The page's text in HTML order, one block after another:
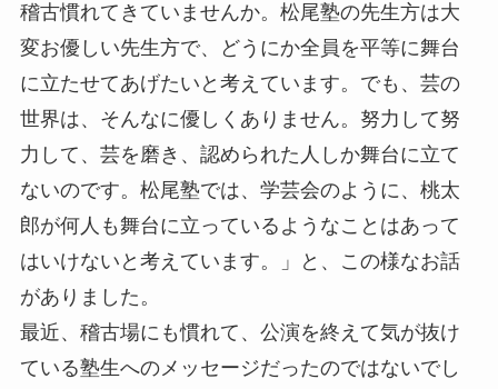
稽古慣れてきていませんか。松尾塾の先生方は大
変お優しい先生方で、どうにか全員を平等に舞台
に立たせてあげたいと考えています。でも、芸の
世界は、そんなに優しくありません。努力して努
力して、芸を磨き、認められた人しか舞台に立て
ないのです。松尾塾では、学芸会のように、桃太
郎が何人も舞台に立っているようなことはあって
はいけないと考えています。」と、この様なお話
がありました。
最近、稽古場にも慣れて、公演を終えて気が抜け
ている塾生へのメッセージだったのではないでし